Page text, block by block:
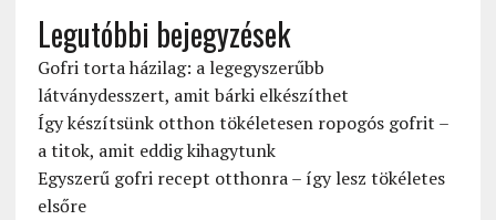
Legutóbbi bejegyzések
Gofri torta házilag: a legegyszerűbb
látványdesszert, amit bárki elkészíthet
Így készítsünk otthon tökéletesen ropogós gofrit –
a titok, amit eddig kihagytunk
Egyszerű gofri recept otthonra – így lesz tökéletes
elsőre